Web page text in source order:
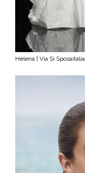
Helena | Via Sì Sposaitalia